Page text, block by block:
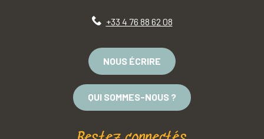
+33 4 76 88 62 08
NOUS ÉCRIRE
QUI SOMMES-NOUS ?